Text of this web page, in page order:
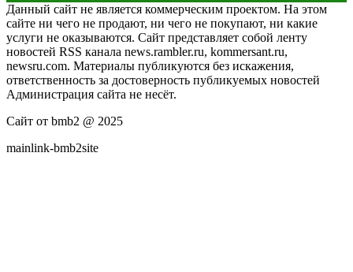
Данный сайт не является коммерческим проектом. На этом
сайте ни чего не продают, ни чего не покупают, ни какие
услуги не оказываются. Сайт представляет собой ленту
новостей RSS канала news.rambler.ru, kommersant.ru,
newsru.com. Материалы публикуются без искажения,
ответственность за достоверность публикуемых новостей
Администрация сайта не несёт.
Сайт от bmb2 @ 2025
mainlink-bmb2site